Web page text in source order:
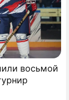
восьмой